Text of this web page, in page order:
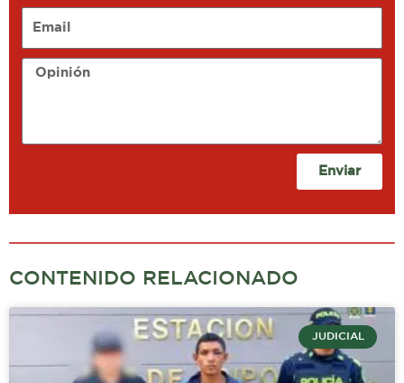
Opinión
Enviar
CONTENIDO RELACIONADO
JUDICIAL